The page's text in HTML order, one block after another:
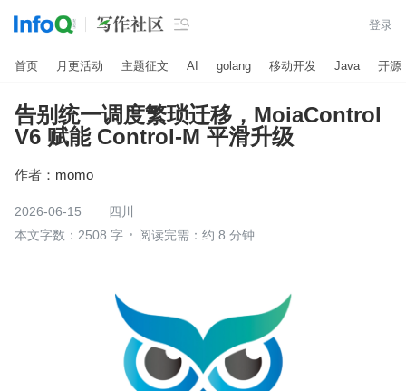
 登录
首页 月更活动 主题征文 AI golang 移动开发 Java 开源
告别统一调度繁琐迁移，MoiaControl
V6 赋能 Control-M 平滑升级
作者： momo
2026-06-15
四川
本文字数：2508 字
阅读完需：约 8 分钟